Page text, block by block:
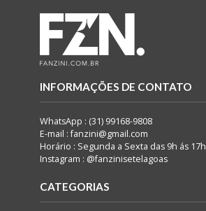
INFORMAÇÕES DE CONTATO
WhatsApp : (31) 99168-9808
E-mail : fanzini@gmail.com
Horário : Segunda a Sexta das 9h ás 17h
Instagram : @fanzinisetelagoas
CATEGORIAS